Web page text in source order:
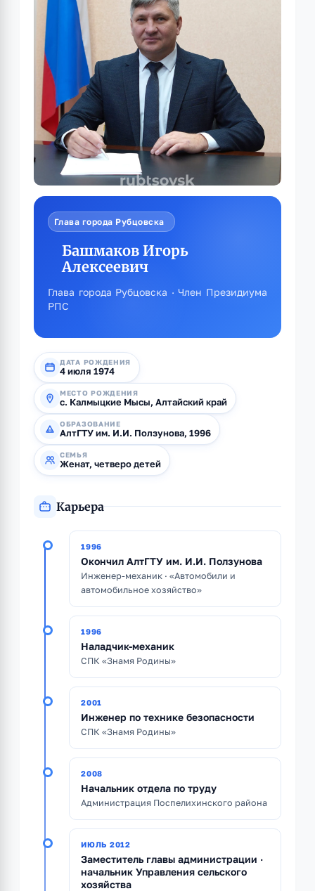
Глава города Рубцовска
Башмаков Игорь
Алексеевич
Глава города Рубцовска · Член Президиума
РПС
ДАТА РОЖДЕНИЯ
4 июля 1974
МЕСТО РОЖДЕНИЯ
с. Калмыцкие Мысы, Алтайский край
ОБРАЗОВАНИЕ
АлтГТУ им. И.И. Ползунова, 1996
СЕМЬЯ
Женат, четверо детей
Карьера
1996
Окончил АлтГТУ им. И.И. Ползунова
Инженер-механик · «Автомобили и
автомобильное хозяйство»
1996
Наладчик-механик
СПК «Знамя Родины»
2001
Инженер по технике безопасности
СПК «Знамя Родины»
2008
Начальник отдела по труду
Администрация Поспелихинского района
ИЮЛЬ 2012
Заместитель главы администрации ·
начальник Управления сельского
хозяйства